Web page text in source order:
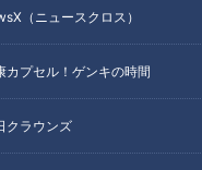
（ニュースクロス）
カプセル！ゲンキの時間
クラウンズ
記事に戻る